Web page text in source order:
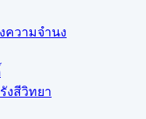
ความจำนง
งสีวิทยา